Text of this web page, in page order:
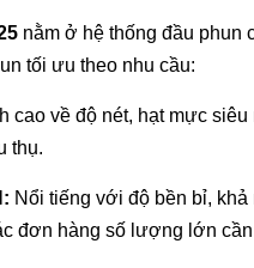
nằm ở hệ thống đầu phun
tối ưu theo nhu cầu:
cao về độ nét, hạt mực
thụ.
Nổi tiếng với độ bền bỉ,
đơn hàng số lượng lớn